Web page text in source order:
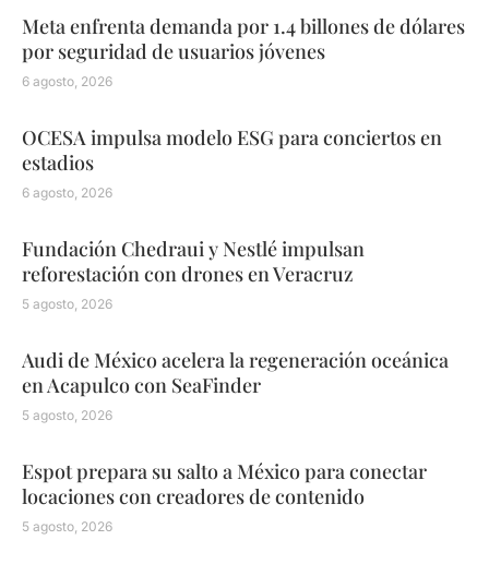
Meta enfrenta demanda por 1.4 billones de dólares
por seguridad de usuarios jóvenes
6 agosto, 2026
OCESA impulsa modelo ESG para conciertos en
estadios
6 agosto, 2026
Fundación Chedraui y Nestlé impulsan
reforestación con drones en Veracruz
5 agosto, 2026
Audi de México acelera la regeneración oceánica
en Acapulco con SeaFinder
5 agosto, 2026
Espot prepara su salto a México para conectar
locaciones con creadores de contenido
5 agosto, 2026